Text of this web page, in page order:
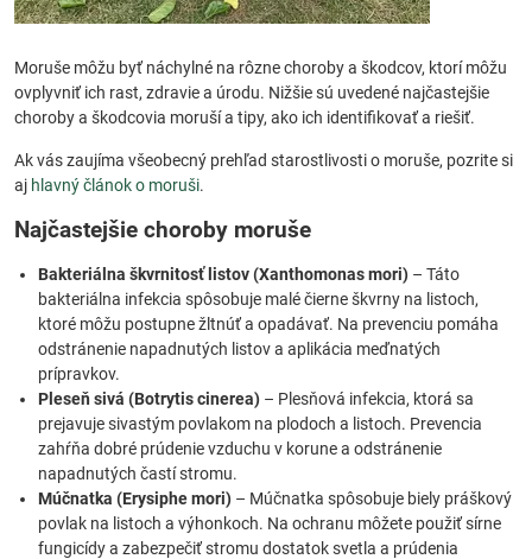
Moruše môžu byť náchylné na rôzne choroby a škodcov, ktorí môžu
ovplyvniť ich rast, zdravie a úrodu. Nižšie sú uvedené najčastejšie
choroby a škodcovia moruší a tipy, ako ich identifikovať a riešiť.
Ak vás zaujíma všeobecný prehľad starostlivosti o moruše, pozrite si
aj hlavný článok o moruši.
Najčastejšie choroby moruše
Bakteriálna škvrnitosť listov (Xanthomonas mori) – Táto
bakteriálna infekcia spôsobuje malé čierne škvrny na listoch,
ktoré môžu postupne žltnúť a opadávať. Na prevenciu pomáha
odstránenie napadnutých listov a aplikácia meďnatých
prípravkov.
Pleseň sivá (Botrytis cinerea) – Plesňová infekcia, ktorá sa
prejavuje sivastým povlakom na plodoch a listoch. Prevencia
zahŕňa dobré prúdenie vzduchu v korune a odstránenie
napadnutých častí stromu.
Múčnatka (Erysiphe mori) – Múčnatka spôsobuje biely práškový
povlak na listoch a výhonkoch. Na ochranu môžete použiť sírne
fungicídy a zabezpečiť stromu dostatok svetla a prúdenia